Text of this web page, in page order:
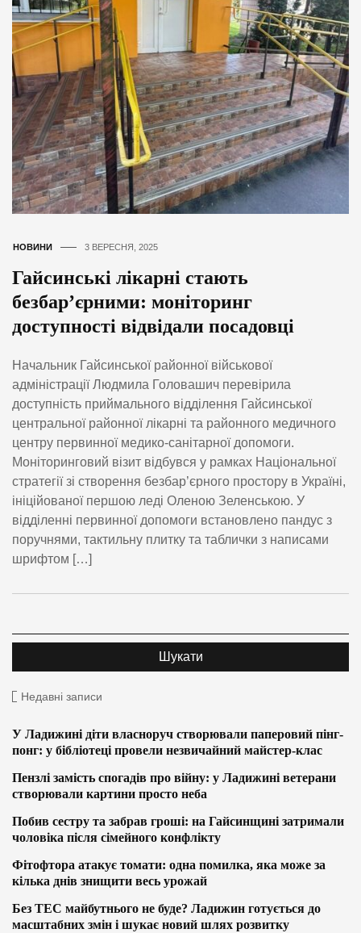
НОВИНИ 3 ВЕРЕСНЯ, 2025
Гайсинські лікарні стають
безбар’єрними: моніторинг
доступності відвідали посадовці
Начальник Гайсинської районної військової
адміністрації Людмила Головашич перевірила
доступність приймального відділення Гайсинської
центральної районної лікарні та районного медичного
центру первинної медико-санітарної допомоги.
Моніторинговий візит відбувся у рамках Національної
стратегії зі створення безбар’єрного простору в Україні,
ініційованої першою леді Оленою Зеленською. У
відділенні первинної допомоги встановлено пандус з
поручнями, тактильну плитку та таблички з написами
шрифтом […]
Недавні записи
У Ладижині діти власноруч створювали паперовий пінг-
понг: у бібліотеці провели незвичайний майстер-клас
Пензлі замість спогадів про війну: у Ладижині ветерани
створювали картини просто неба
Побив сестру та забрав гроші: на Гайсинщині затримали
чоловіка після сімейного конфлікту
Фітофтора атакує томати: одна помилка, яка може за
кілька днів знищити весь урожай
Без ТЕС майбутнього не буде? Ладижин готується до
масштабних змін і шукає новий шлях розвитку